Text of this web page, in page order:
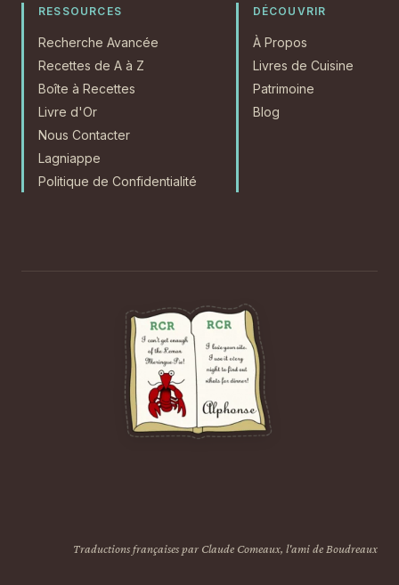
RESSOURCES
Recherche Avancée
Recettes de A à Z
Boîte à Recettes
Livre d'Or
Nous Contacter
Lagniappe
Politique de Confidentialité
DÉCOUVRIR
À Propos
Livres de Cuisine
Patrimoine
Blog
Traductions françaises par Claude Comeaux, l'ami de Boudreaux